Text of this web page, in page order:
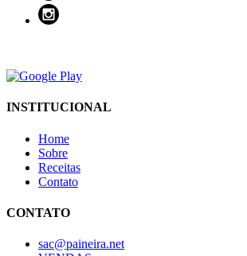
INSTITUCIONAL
Home
Sobre
Receitas
Contato
CONTATO
sac@paineira.net